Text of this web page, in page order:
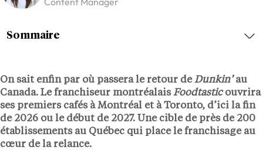
On sait enfin par où passera le retour deDunkin’au
Canada. Le franchiseur montréalaisFoodtasticouvrira
ses premiers cafés à Montréal et à Toronto, d’ici la fin
de 2026 ou le début de 2027. Une cible de près de 200
établissements au Québec qui place le franchisage au
cœur de la relance.
Sommaire